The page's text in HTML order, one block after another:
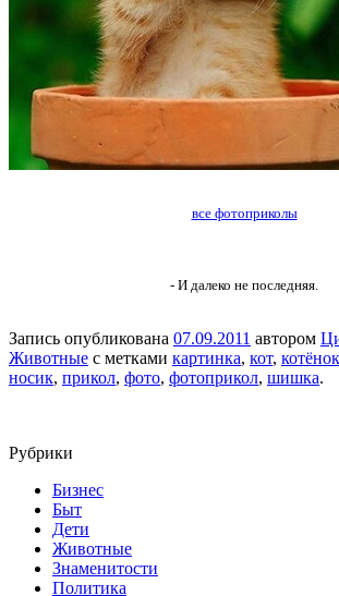
все фотоприколы
- И далеко не последняя.
Запись опубликована 07.09.2011 автором
Животные с метками картинка, кот, котёнок
носик, прикол, фото, фотоприкол, шишка.
Рубрики
Бизнес
Быт
Дети
Животные
Знаменитости
Политика